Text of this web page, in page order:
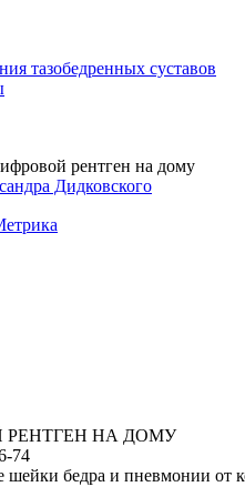
тазобедренных суставов
Дидковского
НА ДОМУ
74
шейки бедра и пневмонии от